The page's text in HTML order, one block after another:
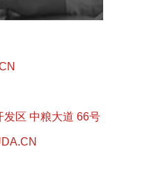
发区 中粮大道 66号